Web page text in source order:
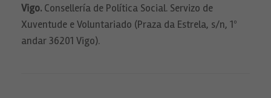
Vigo. Consellería de Política Social. Servizo de
Xuventude e Voluntariado (Praza da Estrela, s/n, 1º
andar 36201 Vigo).
durante tu
rechaza estas